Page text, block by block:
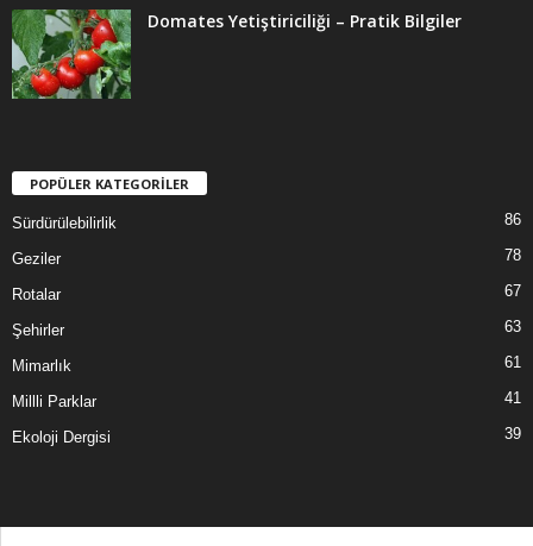
Domates Yetiştiriciliği – Pratik Bilgiler
POPÜLER KATEGORİLER
Sürdürülebilirlik 86
Geziler 78
Rotalar 67
Şehirler 63
Mimarlık 61
Millli Parklar 41
Ekoloji Dergisi 39